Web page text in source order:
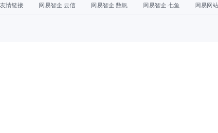
友情链接 网易智企·云信 网易智企·数帆 网易智企·七鱼 网易网